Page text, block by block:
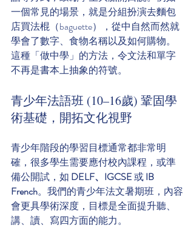
一個常見的場景，就是分組扮演去麵包
店買法棍（baguette），從中自然而然就
學會了數字、食物名稱以及如何購物。
這種「做中學」的方法，令文法和單字
不再是書本上抽象的符號。
青少年法語班 (10–16歲) 鞏固學
術基礎，開拓文化視野
青少年階段的學習目標通常都非常明
確，很多學生需要應付校內課程，或準
備公開試，如 DELF、IGCSE 或 IB
French。我們的青少年法文暑期班，內容
會更具學術深度，目標是全面提升聽、
講、讀、寫四方面的能力。